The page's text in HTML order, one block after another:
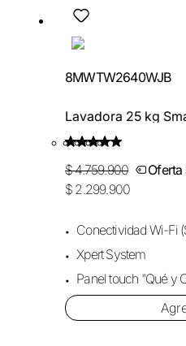
8MWTW2640WJB
Lavadora 25 kg
$ 4.759.900
Oferta
$ 2.299.900
Conectividad Wi-Fi
Xpert System
Panel touch "Qué y